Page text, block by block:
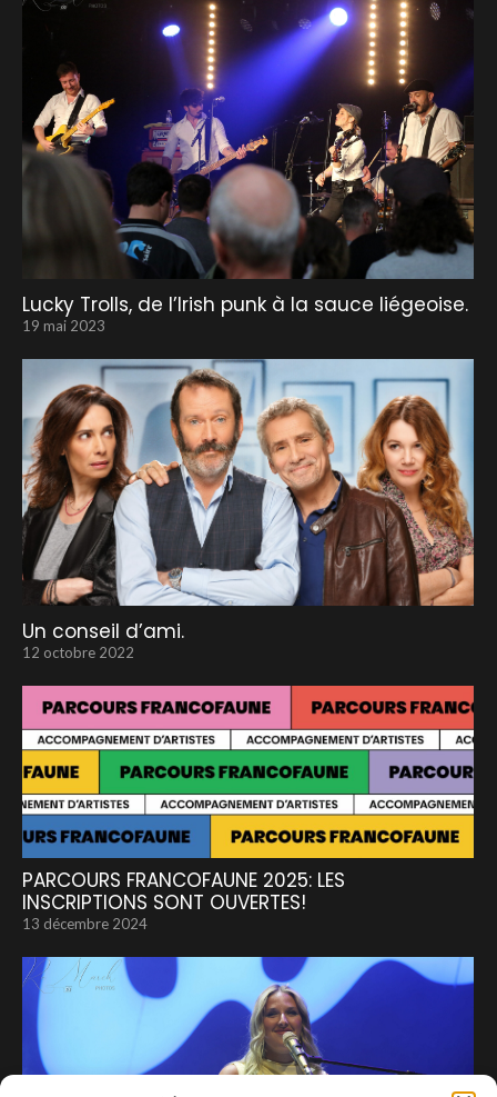
Lucky Trolls, de l’Irish punk à la sauce liégeoise.
19 mai 2023
Un conseil d’ami.
12 octobre 2022
PARCOURS FRANCOFAUNE 2025: LES
INSCRIPTIONS SONT OUVERTES!
13 décembre 2024